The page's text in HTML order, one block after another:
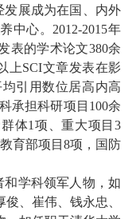
发展成为在国、内外
中心。2012-2015年
表的学术论文380余
上SCI文章发表在影
引用数位居高内高
承担科研项目 100余
体1 项、重大项目3
育部项目8项，国防
学科领军人物，如
、崔伟、钱永忠、